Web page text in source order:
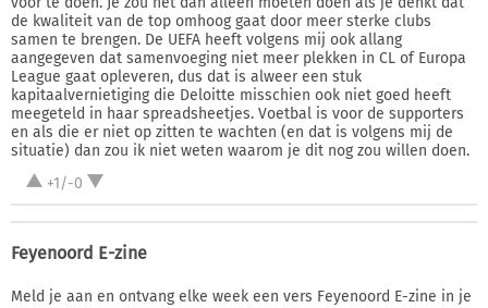
de kwaliteit van de top omhoog gaat door meer sterke clubs
samen te brengen. De UEFA heeft volgens mij ook allang
aangegeven dat samenvoeging niet meer plekken in CL of Europa
League gaat opleveren, dus dat is alweer een stuk
kapitaalvernietiging die Deloitte misschien ook niet goed heeft
meegeteld in haar spreadsheetjes. Voetbal is voor de supporters
en als die er niet op zitten te wachten (en dat is volgens mij de
situatie) dan zou ik niet weten waarom je dit nog zou willen doen.
+1/-0
Feyenoord E-zine
Meld je aan en ontvang elke week een vers Feyenoord E-zine in je